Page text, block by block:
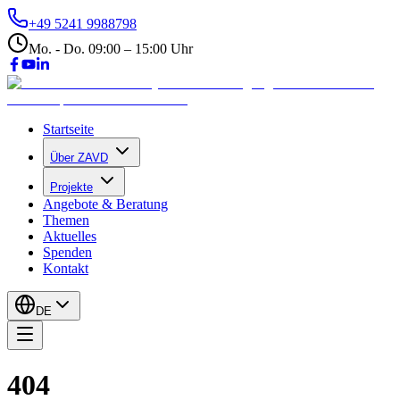
+49 5241 9988798
Mo. - Do. 09:00 – 15:00 Uhr
Startseite
Über ZAVD
Projekte
Angebote & Beratung
Themen
Aktuelles
Spenden
Kontakt
DE
404